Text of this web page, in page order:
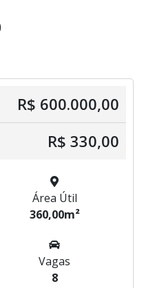
R$ 600.000,00
R$ 330,00
Área Útil
360,00m²
Vagas
8